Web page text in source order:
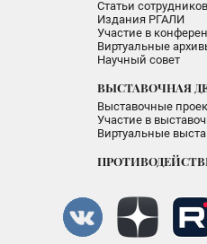
Статьи
Издания РГАЛИ
Участие в
Виртуальные
Научный совет
ВЫСТАВОЧНАЯ
Выставочные
Участие в
Виртуальные